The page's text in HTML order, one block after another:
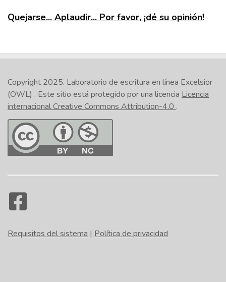
Quejarse... Aplaudir... Por favor, ¡dé su opinión!
Copyright 2025. Laboratorio de escritura en línea Excelsior
(OWL) . Este sitio está protegido por una licencia Licencia
internacional Creative Commons Attribution-4.0 .
Requisitos del sistema | Política de privacidad